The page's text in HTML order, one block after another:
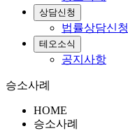
상담신청
법률상담신청
테오소식
공지사항
승소사례
HOME
승소사례